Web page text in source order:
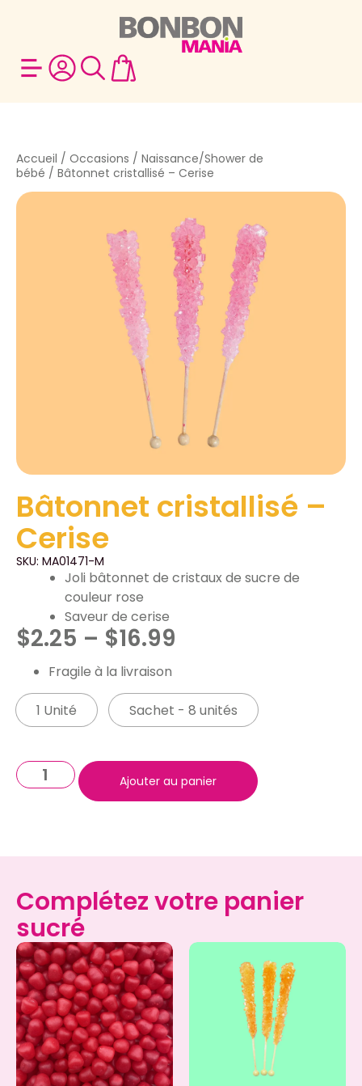
Accueil / Occasions / Naissance/Shower de
bébé / Bâtonnet cristallisé – Cerise
Bâtonnet cristallisé –
Cerise
SKU: MA01471-M
Joli bâtonnet de cristaux de sucre de
couleur rose
Saveur de cerise
$2.25 – $16.99
Fragile à la livraison
1 Unité Sachet - 8 unités
Ajouter au panier
Complétez votre panier
sucré